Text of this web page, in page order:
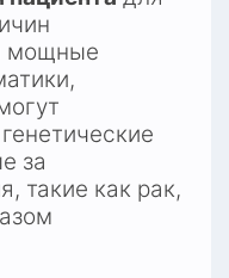
мощные
за
такие как рак,